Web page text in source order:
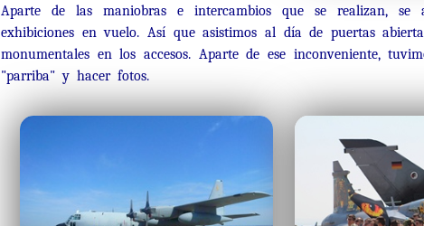
Aparte de las maniobras e intercambios que se realizan,
exhibiciones en vuelo. Así que asistimos al día de puertas
monumentales en los accesos. Aparte de ese inconveniente,
"parriba" y hacer fotos.